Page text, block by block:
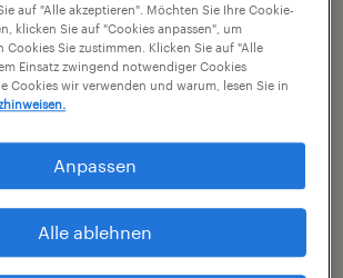
auf "Alle akzeptieren". Möchten Sie Ihre Cookie-
klicken Sie auf "Cookies anpassen", um
Cookies Sie zustimmen. Klicken Sie auf "Alle
Einsatz zwingend notwendiger Cookies
Cookies wir verwenden und warum, lesen Sie in
Anpassen
Alle ablehnen